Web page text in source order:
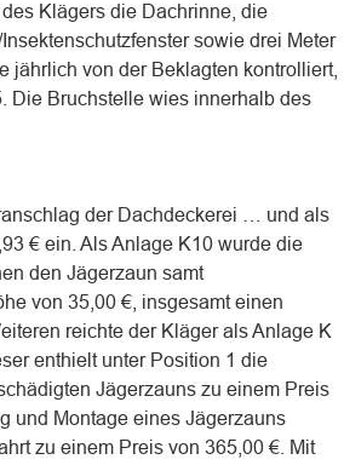
Klägers die Dachrinne, die
sowie drei Meter
jährlich von der Beklagten kontrolliert,
Die Bruchstelle wies innerhalb des
der Dachdeckerei … und als
€ ein. Als Anlage K10 wurde die
den Jägerzaun samt
von 35,00 €, insgesamt einen
reichte der Kläger als Anlage K
enthielt unter Position 1 die
Jägerzauns zu einem Preis
und Montage eines Jägerzauns
zu einem Preis von 365,00 €. Mit